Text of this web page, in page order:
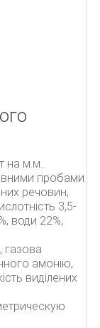
на м.м..
пробами
речовин,
3,5-
води 22%,
газова
амонію,
виділених